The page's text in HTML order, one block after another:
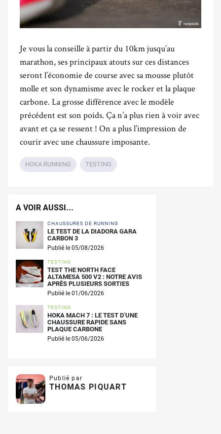
Je vous la conseille à partir du 10km jusqu’au
marathon, ses principaux atouts sur ces distances
seront l’économie de course avec sa mousse plutôt
molle et son dynamisme avec le rocker et la plaque
carbone. La grosse différence avec le modèle
précédent est son poids. Ça n’a plus rien à voir avec
avant et ça se ressent ! On a plus l’impression de
courir avec une chaussure imposante.
HOKA RUNNING TESTING
A VOIR AUSSI...
CHAUSSURES DE RUNNING
LE TEST DE LA DIADORA GARA
CARBON 3
Publié le 05/08/2026
TESTING
TEST THE NORTH FACE
ALTAMESA 500 V2 : NOTRE AVIS
APRÈS PLUSIEURS SORTIES
Publié le 01/06/2026
TESTING
HOKA MACH 7 : LE TEST D’UNE
CHAUSSURE RAPIDE SANS
PLAQUE CARBONE
Publié le 05/06/2026
Publié par
THOMAS PIQUART